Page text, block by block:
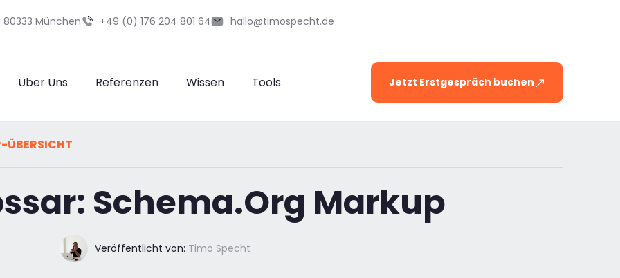
80333 München +49 (0) 176 204 801 64 hallo@timospecht.de
Über Uns Referenzen Wissen Tools Jetzt Erstgespräch buchen
ÜBERSICHT
Schema.Org Markup
Veröffentlicht von: Timo Specht